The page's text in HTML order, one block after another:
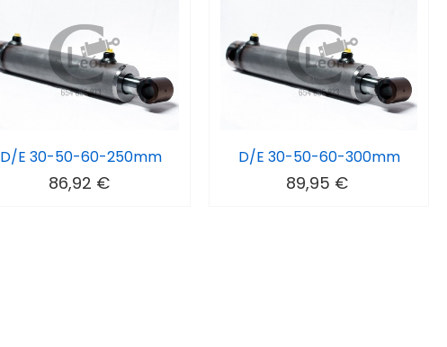
D/E 30-50-60-250mm
86,92 €
D/E 30-50-60-300mm
89,95 €